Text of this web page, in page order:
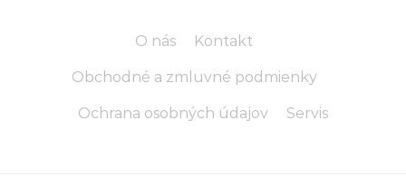
O nás Kontakt
Obchodné a zmluvné podmienky
Ochrana osobných údajov Servis